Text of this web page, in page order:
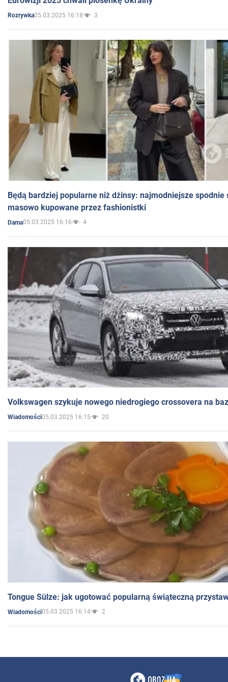
Rozrywka05.03.2025 16:18 3
Będą bardziej popularne niż dżinsy: najmodniejsze spodnie
masowo kupowane przez fashionistki
Dama05.03.2025 16:16 4
Volkswagen szykuje nowego niedrogiego crossovera na
Wiadomości05.03.2025 16:15 20
Tongue Sülze: jak ugotować popularną świąteczną
Wiadomości05.03.2025 16:14 2